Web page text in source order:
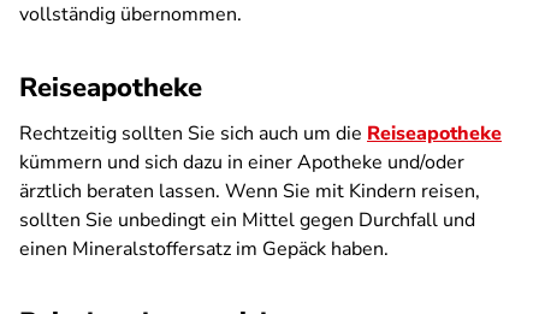
vollständig übernommen.
Reiseapotheke
Rechtzeitig sollten Sie sich auch um die Reiseapotheke
kümmern und sich dazu in einer Apotheke und/oder
ärztlich beraten lassen. Wenn Sie mit Kindern reisen,
sollten Sie unbedingt ein Mittel gegen Durchfall und
einen Mineralstoffersatz im Gepäck haben.